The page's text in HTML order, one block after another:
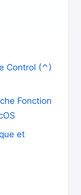
Control (⌃)
Fonction
et